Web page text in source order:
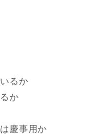
るか
か
慶事用か